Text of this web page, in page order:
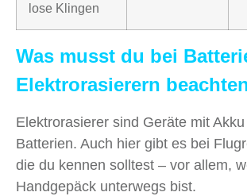
lose Klingen
Was musst du bei
Elektrorasierern
Elektrorasierer sind Geräte mit
Batterien. Auch hier gibt es bei
die du kennen solltest – vor allem,
Handgepäck unterwegs bist.